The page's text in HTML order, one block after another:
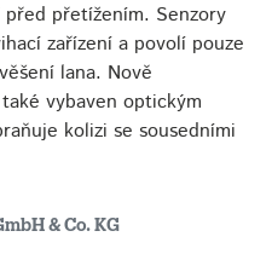
přetížením. Senzory
zařízení a povolí pouze
lana. Nově
vybaven optickým
kolizi se sousedními
& Co. KG